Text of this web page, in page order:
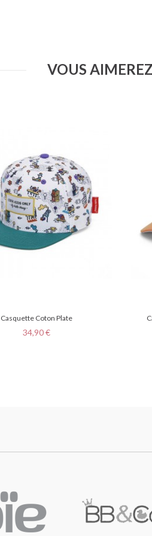
VOUS
Casquette Coton Plate
Prix
34,90 €